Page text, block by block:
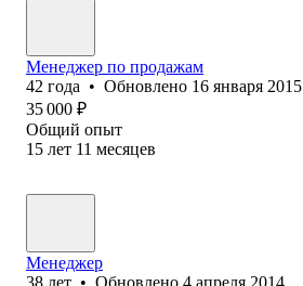
Менеджер по продажам
42 года • Обновлено 16 января 2015
35 000 ₽
Общий опыт
15 лет 11 месяцев
Менеджер
38 лет • Обновлено 4 апреля 2014